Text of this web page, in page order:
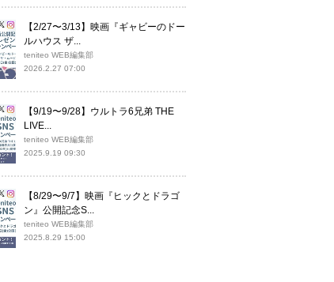
【2/27〜3/13】映画『ギャビーのドー
ルハウス ザ...
teniteo WEB編集部
2026.2.27 07:00
【9/19〜9/28】ウルトラ6兄弟 THE
LIVE...
teniteo WEB編集部
2025.9.19 09:30
【8/29〜9/7】映画『ヒックとドラゴ
ン』公開記念S...
teniteo WEB編集部
2025.8.29 15:00